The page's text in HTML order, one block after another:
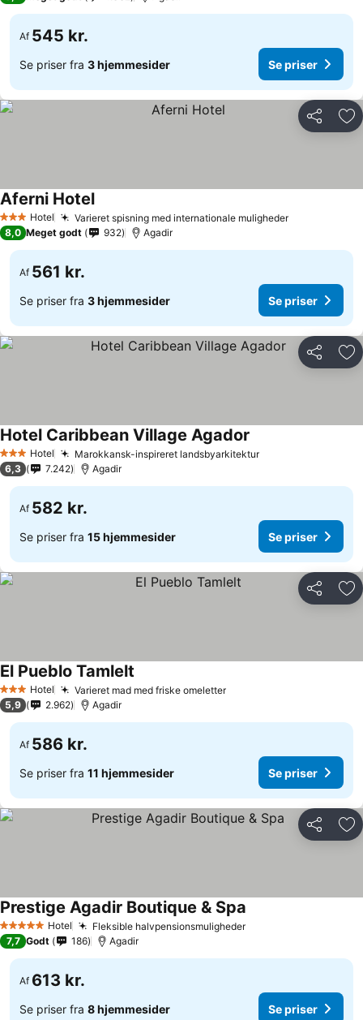
Af 545 kr.
Se priser fra 3 hjemmesider Se priser
Del
3 StjernerHotel Varieret spisning med internationale muligheder
Aferni Hotel
8,0 Meget godt 932 Agadir
Af 561 kr.
Se priser fra 3 hjemmesider Se priser
Del
3 StjernerHotel Marokkansk-inspireret landsbyarkitektur
Hotel Caribbean Village Agador
6,3 7.242 Agadir
Af 582 kr.
Se priser fra 15 hjemmesider Se priser
Del
3 StjernerHotel Varieret mad med friske omeletter
El Pueblo Tamlelt
5,9 2.962 Agadir
Af 586 kr.
Se priser fra 11 hjemmesider Se priser
Del
5 Stjerner Hotel Fleksible halvpensionsmuligheder
Prestige Agadir Boutique & Spa
7,7 Godt 186 Agadir
Af 613 kr.
Se priser fra 8 hjemmesider Se priser